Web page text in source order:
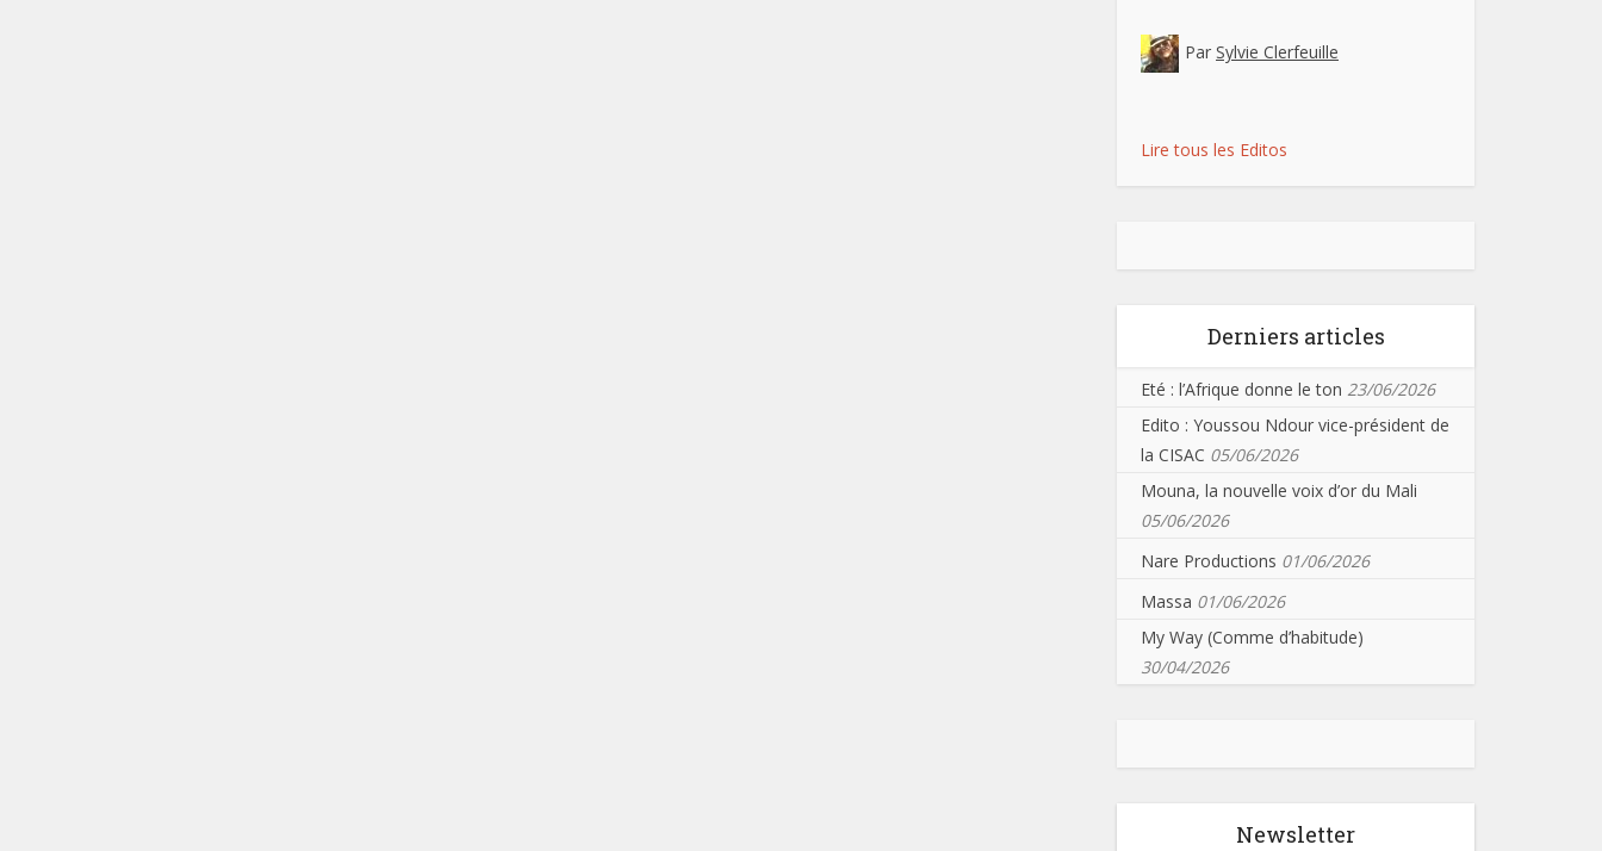
Par Sylvie Clerfeuille
Lire tous les Editos
Derniers articles
Eté : l’Afrique donne le ton 23/06/2026
Edito : Youssou Ndour vice-président de
la CISAC 05/06/2026
Mouna, la nouvelle voix d’or du Mali
05/06/2026
Nare Productions 01/06/2026
Massa 01/06/2026
My Way (Comme d’habitude)
30/04/2026
Newsletter